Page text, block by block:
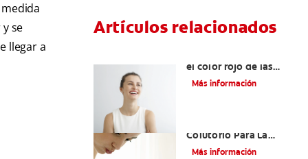
se
llegar a
Artículos relacionados
el color rojo de las
encías para las
Más información
Colutorio Para La
Gingivitis?
Más información